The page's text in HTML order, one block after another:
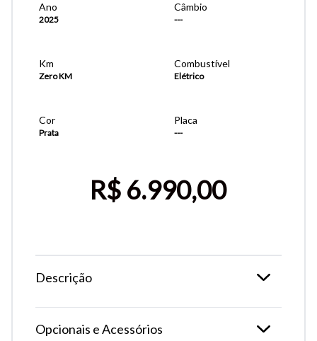
Ano
2025
Câmbio
---
Km
Zero KM
Combustível
Elétrico
Cor
Prata
Placa
---
R$ 6.990,00
Descrição
Opcionais e Acessórios